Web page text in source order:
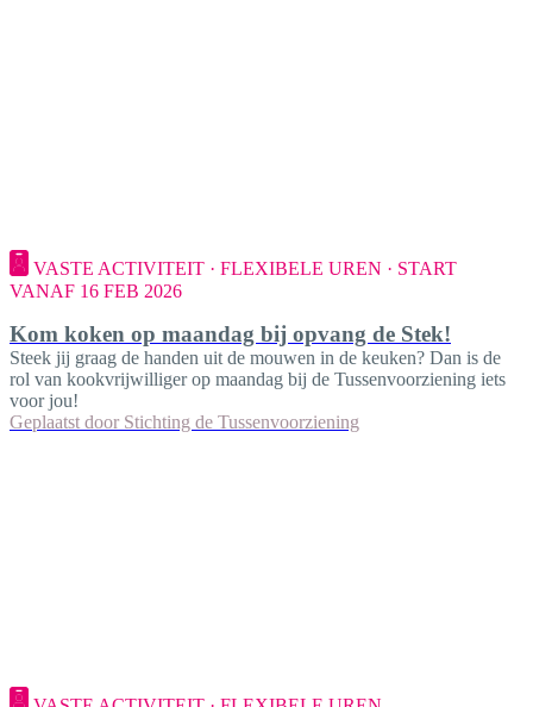
VASTE ACTIVITEIT · FLEXIBELE UREN · START
VANAF 16 FEB 2026
Kom koken op maandag bij opvang de Stek!
Steek jij graag de handen uit de mouwen in de keuken? Dan is de
rol van kookvrijwilliger op maandag bij de Tussenvoorziening iets
voor jou!
Geplaatst door Stichting de Tussenvoorziening